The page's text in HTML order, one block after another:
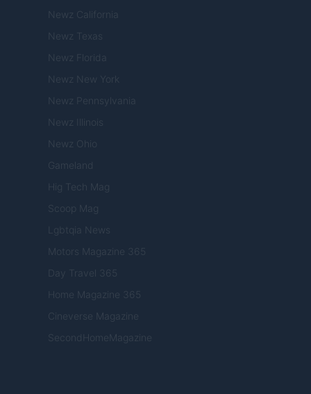
Newz California
Newz Texas
Newz Florida
Newz New York
Newz Pennsylvania
Newz Illinois
Newz Ohio
Gameland
Hig Tech Mag
Scoop Mag
Lgbtqia News
Motors Magazine 365
Day Travel 365
Home Magazine 365
Cineverse Magazine
SecondHomeMagazine